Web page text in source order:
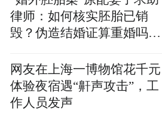
platform and merely provides
space services.”
律师：如何核实胚胎已销
毁？伪造结婚证算重婚吗？
网友在上海一博物馆花千元
体验夜宿遇“鼾声攻击”，工
作人员发声